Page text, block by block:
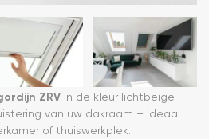
ZRV in de kleur lichtbeige
van uw dakraam – ideaal
of thuiswerkplek.